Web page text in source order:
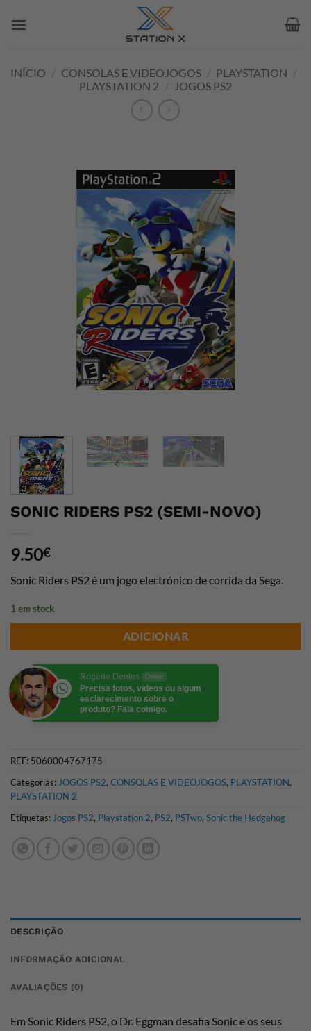
INÍCIO / CONSOLAS E VIDEOJOGOS / PLAYSTATION /
PLAYSTATION 2 / JOGOS PS2
SONIC RIDERS PS2 (SEMI-NOVO)
9.50€
Sonic Riders PS2 é um jogo electrónico de corrida da Sega.
1 em stock
ADICIONAR
Rogério Dentes Online
Precisa fotos, videos ou algum
esclarecimento sobre o
produto? Fala comigo.
REF: 5060004767175
Categorias:JOGOS PS2, CONSOLAS E VIDEOJOGOS, PLAYSTATION,
PLAYSTATION 2
Etiquetas:Jogos PS2, Playstation 2, PS2, PSTwo, Sonic the Hedgehog
DESCRIÇÃO
INFORMAÇÃO ADICIONAL
AVALIAÇÕES (0)
Em Sonic Riders PS2, o Dr. Eggman desafia Sonic e os seus